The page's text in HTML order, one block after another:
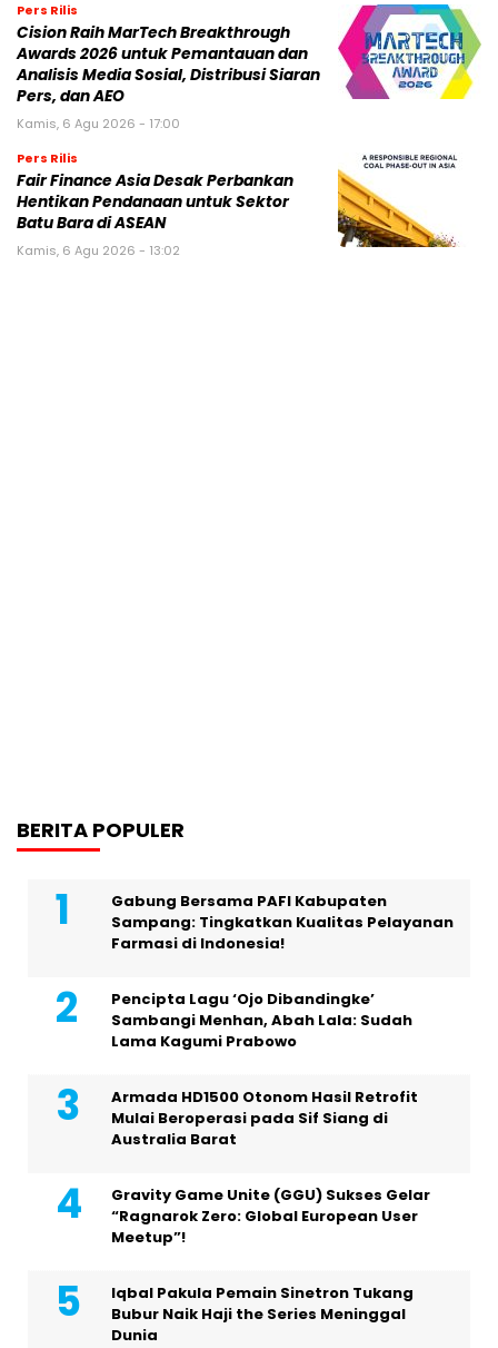
Pers Rilis
Cision Raih MarTech Breakthrough
Awards 2026 untuk Pemantauan dan
Analisis Media Sosial, Distribusi Siaran
Pers, dan AEO
Kamis, 6 Agu 2026 - 17:00
Pers Rilis
Fair Finance Asia Desak Perbankan
Hentikan Pendanaan untuk Sektor
Batu Bara di ASEAN
Kamis, 6 Agu 2026 - 13:02
BERITA POPULER
Gabung Bersama PAFI Kabupaten
Sampang: Tingkatkan Kualitas Pelayanan
Farmasi di Indonesia!
Pencipta Lagu ‘Ojo Dibandingke’
Sambangi Menhan, Abah Lala: Sudah
Lama Kagumi Prabowo
Armada HD1500 Otonom Hasil Retrofit
Mulai Beroperasi pada Sif Siang di
Australia Barat
Gravity Game Unite (GGU) Sukses Gelar
“Ragnarok Zero: Global European User
Meetup”!
Iqbal Pakula Pemain Sinetron Tukang
Bubur Naik Haji the Series Meninggal
Dunia